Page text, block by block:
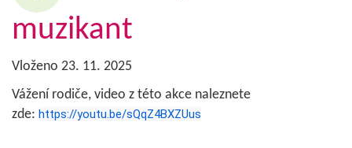
muzikant
Vloženo 23. 11. 2025
Vážení rodiče, video z této akce naleznete
zde: https://youtu.be/sQqZ4BXZUus